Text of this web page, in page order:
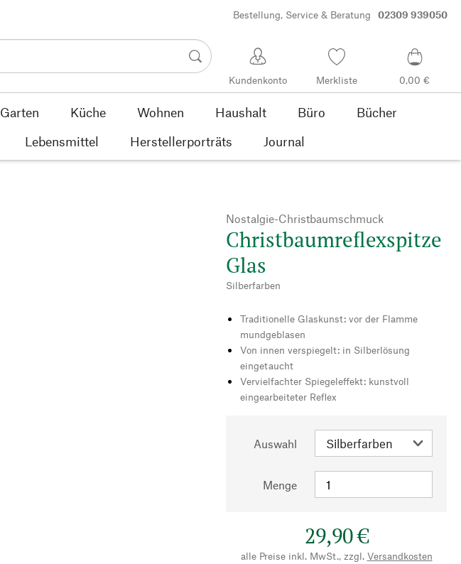
Bestellung, Service & Beratung 02309 939050
Kundenkonto Merkliste 0,00 €
Garten Küche Wohnen Haushalt Büro
Bücher
Lebensmittel Herstellerporträts Journal
Nostalgie-Christbaumschmuck
Christbaumreflexspitze
Glas
Silberfarben
Traditionelle Glaskunst: vor der Flamme
mundgeblasen
Von innen verspiegelt: in Silberlösung
eingetaucht
Vervielfachter Spiegeleffekt: kunstvoll
eingearbeiteter Reflex
Auswahl
Menge
29,90 €
alle Preise inkl. MwSt., zzgl. Versandkosten